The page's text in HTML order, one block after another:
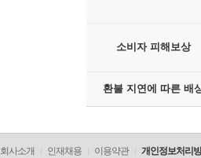
소비자 피해보상
환불 지연에 따른 배
회사소개 인재채용 이용약관 개인정보처리